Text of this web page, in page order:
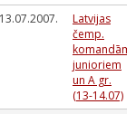
13.07.2007.
Latvijas
čemp.
komandām
junioriem
un A gr.
(13-14.07)